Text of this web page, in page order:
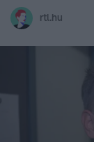
rtl.hu